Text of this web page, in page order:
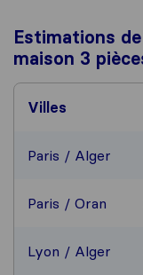
Estimations
maison 3
Villes
Paris / Alger
Paris / Oran
Lyon / Alger